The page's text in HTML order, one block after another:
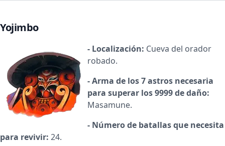
Yojimbo
- Localización: Cueva del orador
robado.
- Arma de los 7 astros necesaria
para superar los 9999 de daño:
Masamune.
- Número de batallas que necesita
para revivir: 24.